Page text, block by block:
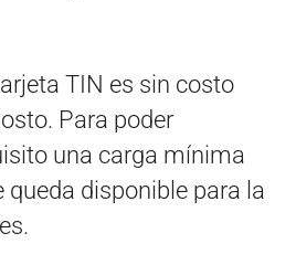
TIN es sin costo
Para poder
una carga mínima
queda disponible para la